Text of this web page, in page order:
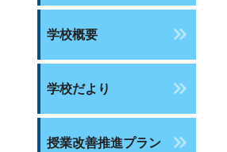
学校概要
学校だより
授業改善推進プラン